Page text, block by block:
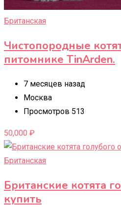
Британская
Чистопородные
питомнике TinArden.
7 месяцев назад
Москва
Просмотров 513
50,000 ₽
Британская
Британские котята
купить